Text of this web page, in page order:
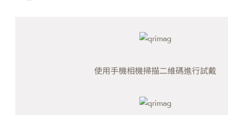
使用手機相機掃描二維碼進行試戴